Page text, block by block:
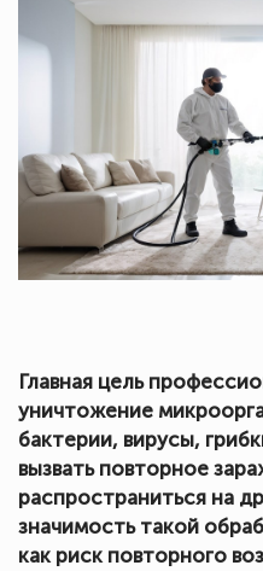
Главная цель
уничтожение
бактерии, вирусы,
вызвать повторное
распространиться на
значимость такой
как риск повторного